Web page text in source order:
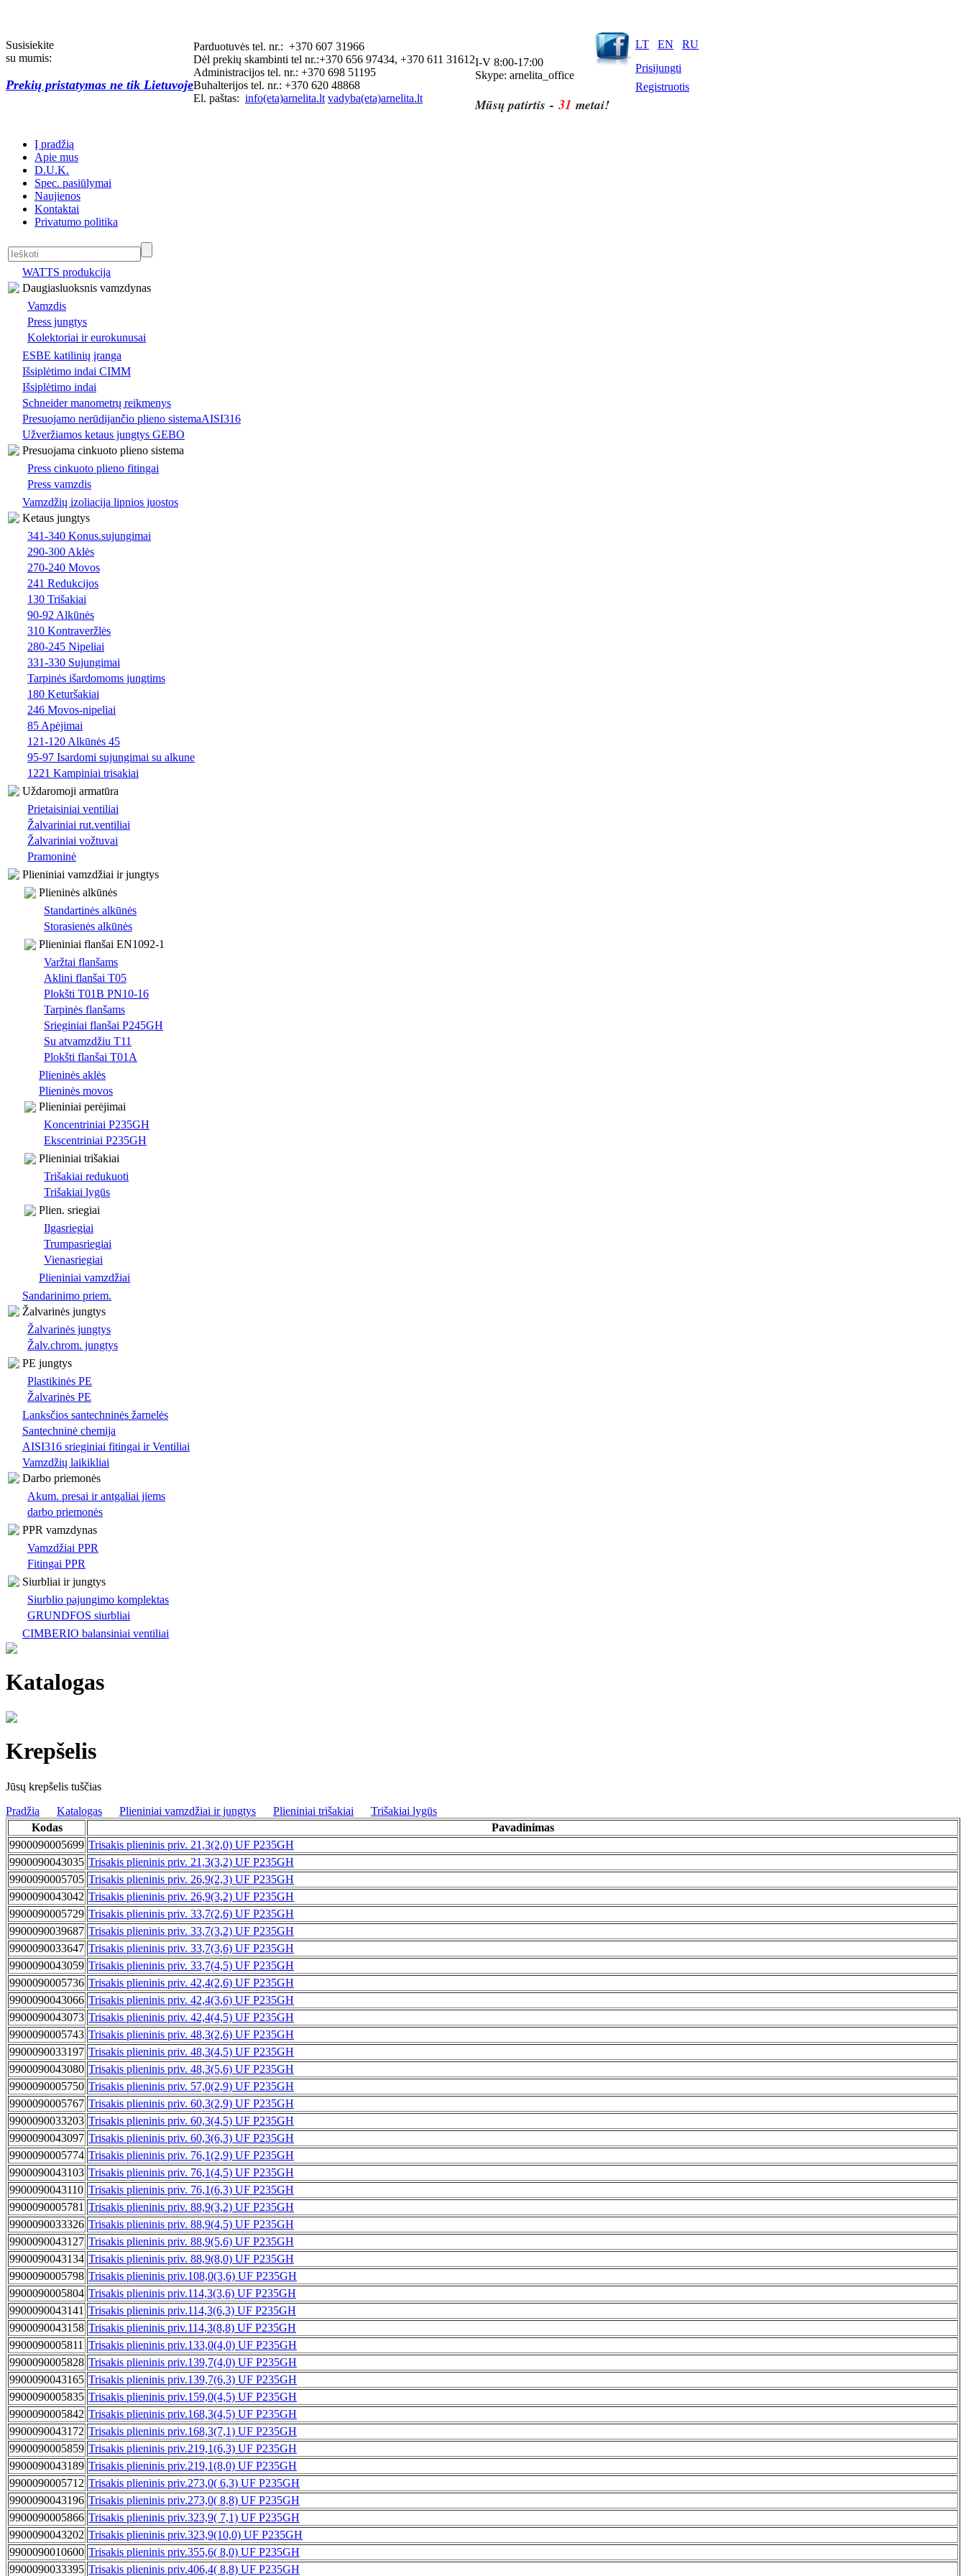
Susisiekite
su mumis:
Prekių pristatymas ne tik Lietuvoje
Parduotuvės tel. nr.: +370 607 31966
Dėl prekių skambinti tel nr.:+370 656 97434, +370 611 31612
Administracijos tel. nr.: +370 698 51195
Buhalterijos tel. nr.: +370 620 48868
El. paštas: info(eta)arnelita.lt vadyba(eta)arnelita.lt
I-V 8:00-17:00
Skype: arnelita_office
Mūsų patirtis - 31 metai!
LT EN
RU
Prisijungti
Registruotis
Į pradžią
Apie mus
D.U.K.
Spec. pasiūlymai
Naujienos
Kontaktai
Privatumo politika
WATTS produkcija
Daugiasluoksnis vamzdynas
Vamzdis
Press jungtys
Kolektoriai ir eurokunusai
ESBE katilinių įranga
Išsiplėtimo indai CIMM
Išsiplėtimo indai
Schneider manometrų reikmenys
Presuojamo nerūdijančio plieno sistemaAISI316
Užveržiamos ketaus jungtys GEBO
Presuojama cinkuoto plieno sistema
Press cinkuoto plieno fitingai
Press vamzdis
Vamzdžių izoliacija lipnios juostos
Ketaus jungtys
341-340 Konus.sujungimai
290-300 Aklės
270-240 Movos
241 Redukcijos
130 Trišakiai
90-92 Alkūnės
310 Kontraveržlės
280-245 Nipeliai
331-330 Sujungimai
Tarpinės išardomoms jungtims
180 Keturšakiai
246 Movos-nipeliai
85 Apėjimai
121-120 Alkūnės 45
95-97 Isardomi sujungimai su alkune
1221 Kampiniai trisakiai
Uždaromoji armatūra
Prietaisiniai ventiliai
Žalvariniai rut.ventiliai
Žalvariniai vožtuvai
Pramoninė
Plieniniai vamzdžiai ir jungtys
Plieninės alkūnės
Standartinės alkūnės
Storasienės alkūnės
Plieniniai flanšai EN1092-1
Varžtai flanšams
Aklini flanšai T05
Plokšti T01B PN10-16
Tarpinės flanšams
Srieginiai flanšai P245GH
Su atvamzdžiu T11
Plokšti flanšai T01A
Plieninės aklės
Plieninės movos
Plieniniai perėjimai
Koncentriniai P235GH
Ekscentriniai P235GH
Plieniniai trišakiai
Trišakiai redukuoti
Trišakiai lygūs
Plien. sriegiai
Ilgasriegiai
Trumpasriegiai
Vienasriegiai
Plieniniai vamzdžiai
Sandarinimo priem.
Žalvarinės jungtys
Žalvarinės jungtys
Žalv.chrom. jungtys
PE jungtys
Plastikinės PE
Žalvarinės PE
Lanksčios santechninės žarnelės
Santechninė chemija
AISI316 srieginiai fitingai ir Ventiliai
Vamzdžių laikikliai
Darbo priemonės
Akum. presai ir antgaliai jiems
darbo priemonės
PPR vamzdynas
Vamzdžiai PPR
Fitingai PPR
Siurbliai ir jungtys
Siurblio pajungimo komplektas
GRUNDFOS siurbliai
CIMBERIO balansiniai ventiliai
Katalogas
Krepšelis
Jūsų krepšelis tuščias
Pradžia
Katalogas Plieniniai vamzdžiai ir jungtys Plieniniai trišakiai
Trišakiai lygūs
Kodas
Pavadinimas
9900090005699 Trisakis plieninis priv. 21,3(2,0) UF P235GH
9900090043035 Trisakis plieninis priv. 21,3(3,2) UF P235GH
9900090005705 Trisakis plieninis priv. 26,9(2,3) UF P235GH
9900090043042 Trisakis plieninis priv. 26,9(3,2) UF P235GH
9900090005729 Trisakis plieninis priv. 33,7(2,6) UF P235GH
9900090039687 Trisakis plieninis priv. 33,7(3,2) UF P235GH
9900090033647 Trisakis plieninis priv. 33,7(3,6) UF P235GH
9900090043059 Trisakis plieninis priv. 33,7(4,5) UF P235GH
9900090005736 Trisakis plieninis priv. 42,4(2,6) UF P235GH
9900090043066 Trisakis plieninis priv. 42,4(3,6) UF P235GH
9900090043073 Trisakis plieninis priv. 42,4(4,5) UF P235GH
9900090005743 Trisakis plieninis priv. 48,3(2,6) UF P235GH
9900090033197 Trisakis plieninis priv. 48,3(4,5) UF P235GH
9900090043080 Trisakis plieninis priv. 48,3(5,6) UF P235GH
9900090005750 Trisakis plieninis priv. 57,0(2,9) UF P235GH
9900090005767 Trisakis plieninis priv. 60,3(2,9) UF P235GH
9900090033203 Trisakis plieninis priv. 60,3(4,5) UF P235GH
9900090043097 Trisakis plieninis priv. 60,3(6,3) UF P235GH
9900090005774 Trisakis plieninis priv. 76,1(2,9) UF P235GH
9900090043103 Trisakis plieninis priv. 76,1(4,5) UF P235GH
9900090043110 Trisakis plieninis priv. 76,1(6,3) UF P235GH
9900090005781 Trisakis plieninis priv. 88,9(3,2) UF P235GH
9900090033326 Trisakis plieninis priv. 88,9(4,5) UF P235GH
9900090043127 Trisakis plieninis priv. 88,9(5,6) UF P235GH
9900090043134 Trisakis plieninis priv. 88,9(8,0) UF P235GH
9900090005798 Trisakis plieninis priv.108,0(3,6) UF P235GH
9900090005804 Trisakis plieninis priv.114,3(3,6) UF P235GH
9900090043141 Trisakis plieninis priv.114,3(6,3) UF P235GH
9900090043158 Trisakis plieninis priv.114,3(8,8) UF P235GH
9900090005811 Trisakis plieninis priv.133,0(4,0) UF P235GH
9900090005828 Trisakis plieninis priv.139,7(4,0) UF P235GH
9900090043165 Trisakis plieninis priv.139,7(6,3) UF P235GH
9900090005835 Trisakis plieninis priv.159,0(4,5) UF P235GH
9900090005842 Trisakis plieninis priv.168,3(4,5) UF P235GH
9900090043172 Trisakis plieninis priv.168,3(7,1) UF P235GH
9900090005859 Trisakis plieninis priv.219,1(6,3) UF P235GH
9900090043189 Trisakis plieninis priv.219,1(8,0) UF P235GH
9900090005712 Trisakis plieninis priv.273,0( 6,3) UF P235GH
9900090043196 Trisakis plieninis priv.273,0( 8,8) UF P235GH
9900090005866 Trisakis plieninis priv.323,9( 7,1) UF P235GH
9900090043202 Trisakis plieninis priv.323,9(10,0) UF P235GH
9900090010600 Trisakis plieninis priv.355,6( 8,0) UF P235GH
9900090033395 Trisakis plieninis priv.406,4( 8,8) UF P235GH